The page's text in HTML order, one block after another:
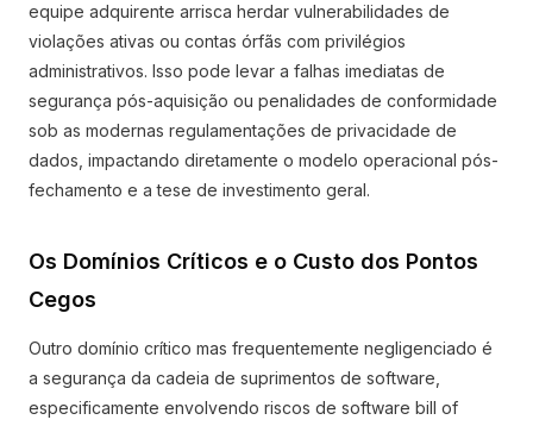
equipe adquirente arrisca herdar vulnerabilidades de
violações ativas ou contas órfãs com privilégios
administrativos. Isso pode levar a falhas imediatas de
segurança pós-aquisição ou penalidades de conformidade
sob as modernas regulamentações de privacidade de
dados, impactando diretamente o modelo operacional pós-
fechamento e a tese de investimento geral.
Os Domínios Críticos e o Custo dos Pontos
Cegos
Outro domínio crítico mas frequentemente negligenciado é
a segurança da cadeia de suprimentos de software,
especificamente envolvendo riscos de software bill of